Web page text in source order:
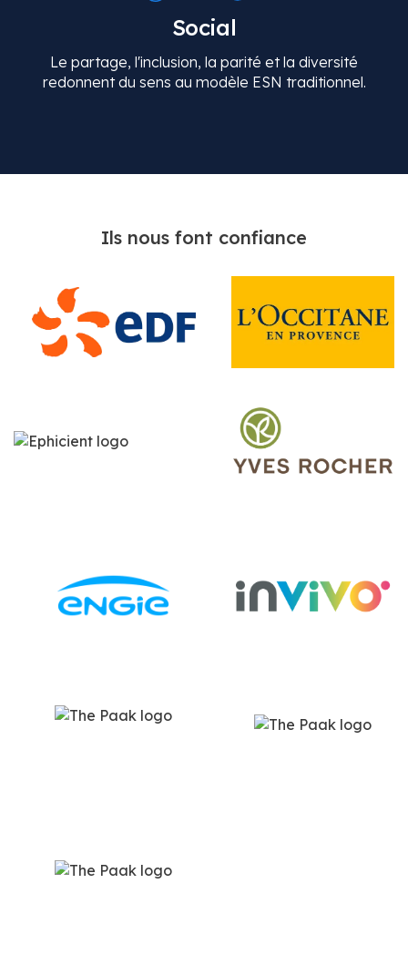
Social
Le partage, l'inclusion, la parité et la diversité
redonnent du sens au modèle ESN traditionnel.
Ils nous font confiance